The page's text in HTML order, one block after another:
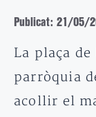
Publicat: 21/05/
La plaça
parròquia
acollir el